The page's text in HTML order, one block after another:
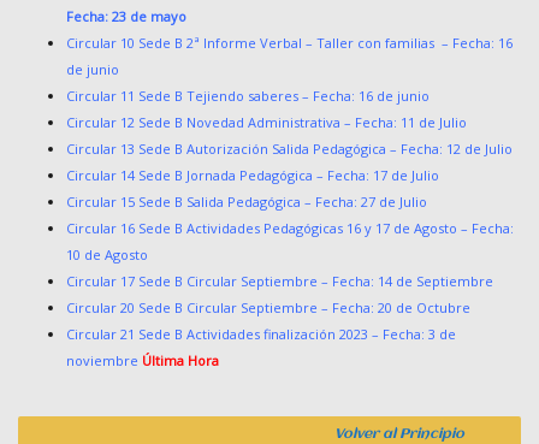
Fecha: 23 de mayo
Circular 10 Sede B 2ª Informe Verbal – Taller con familias – Fecha: 16
de junio
Circular 11 Sede B Tejiendo saberes – Fecha: 16 de junio
Circular 12 Sede B Novedad Administrativa – Fecha: 11 de Julio
Circular 13 Sede B Autorización Salida Pedagógica – Fecha: 12 de Julio
Circular 14 Sede B Jornada Pedagógica – Fecha: 17 de Julio
Circular 15 Sede B Salida Pedagógica – Fecha: 27 de Julio
Circular 16 Sede B Actividades Pedagógicas 16 y 17 de Agosto – Fecha:
10 de Agosto
Circular 17 Sede B Circular Septiembre – Fecha: 14 de Septiembre
Circular 20 Sede B Circular Septiembre – Fecha: 20 de Octubre
Circular 21 Sede B Actividades finalización 2023 – Fecha: 3 de
noviembre Última Hora
Volver al Principio